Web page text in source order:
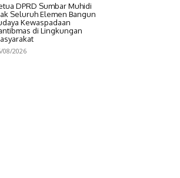
DPRD Sumbar Muhidi
Seluruh Elemen Bangun
Kewaspadaan
di Lingkungan
08/2026